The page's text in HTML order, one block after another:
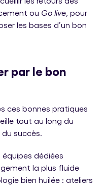
ou Go live , pour
les bases d’un bon
par le bon
ces bonnes pratiques
tout au long du
succès.
dédiées
la plus fluide
bien huilée : ateliers